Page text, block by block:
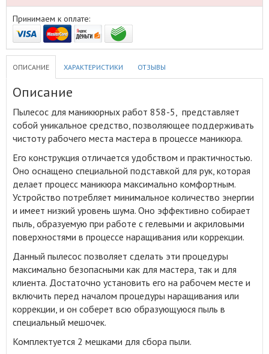
Принимаем к оплате:
ОПИСАНИЕ ХАРАКТЕРИСТИКИ ОТЗЫВЫ
Описание
Пылесос для маникюрных работ 858-5, представляет
собой уникальное средство, позволяющее поддерживать
чистоту рабочего места мастера в процессе маникюра.
Его конструкция отличается удобством и практичностью.
Оно оснащено специальной подставкой для рук, которая
делает процесс маникюра максимально комфортным.
Устройство потребляет минимальное количество энергии
и имеет низкий уровень шума. Оно эффективно собирает
пыль, образуемую при работе с гелевыми и акриловыми
поверхностями в процессе наращивания или коррекции.
Данный пылесос позволяет сделать эти процедуры
максимально безопасными как для мастера, так и для
клиента. Достаточно установить его на рабочем месте и
включить перед началом процедуры наращивания или
коррекции, и он соберет всю образующуюся пыль в
специальный мешочек.
Комплектуется 2 мешками для сбора пыли.